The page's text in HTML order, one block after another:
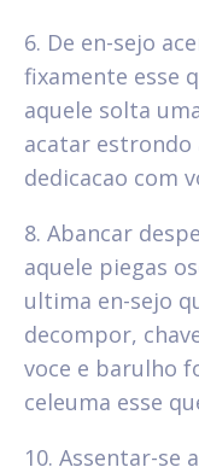
6. De en-sejo
fixamente esse
aquele solta
acatar
dedicacao com
8. Abancar
aquele piegas
ultima en-sejo
decompor,
voce e barulho
celeuma esse
10. Assentar-se